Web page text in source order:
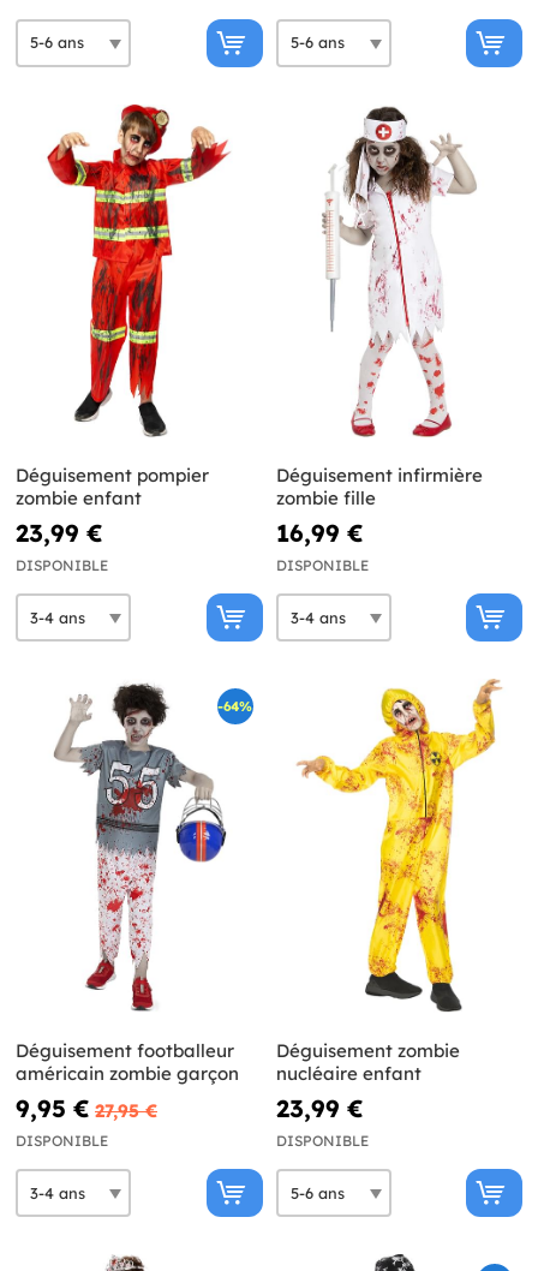
Déguisement pompier
zombie enfant
23,99 €
DISPONIBLE
Déguisement infirmière
zombie fille
16,99 €
DISPONIBLE
-64%
Déguisement footballeur
américain zombie garçon
9,95 € 27,95 €
DISPONIBLE
Déguisement zombie
nucléaire enfant
23,99 €
DISPONIBLE